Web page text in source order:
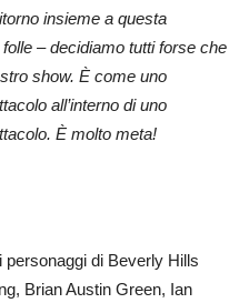
insieme a questa
– decidiamo tutti forse che
show. È come uno
all’interno di uno
È molto meta!
di Beverly Hills
Brian Austin Green, Ian